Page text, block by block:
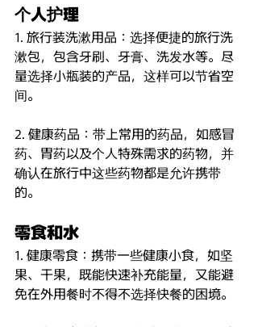
个人护理
1. 旅行装洗漱用品：选择便捷的旅行洗
漱包，包含牙刷、牙膏、洗发水等。尽
量选择小瓶装的产品，这样可以节省空
间。
2. 健康药品：带上常用的药品，如感冒
药、胃药以及个人特殊需求的药物，并
确认在旅行中这些药物都是允许携带
的。
零食和水
1. 健康零食：携带一些健康小食，如坚
果、干果，既能快速补充能量，又能避
免在外用餐时不得不选择快餐的困境。